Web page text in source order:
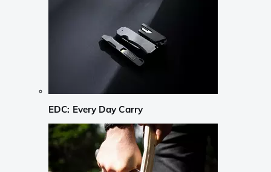
EDC: Every Day Carry